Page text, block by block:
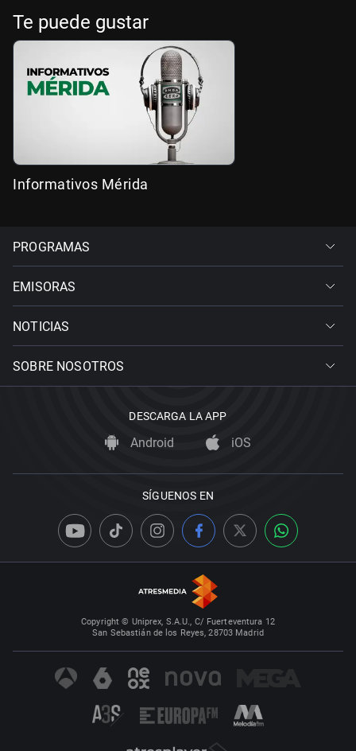
Te puede gustar
Informativos Mérida
PROGRAMAS
EMISORAS
NOTICIAS
SOBRE NOSOTROS
DESCARGA LA APP
Android iOS
SÍGUENOS EN
Copyright © Uniprex, S.A.U., C/ Fuerteventura 12
San Sebastián de los Reyes, 28703 Madrid